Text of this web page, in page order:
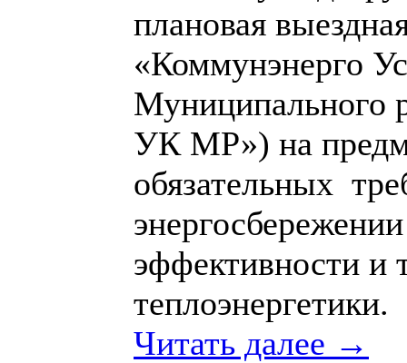
плановая
«Коммунэнерго
Муниципального
УК МР») на
обязательных
эффективности и
теплоэнергетики.
Читать далее →